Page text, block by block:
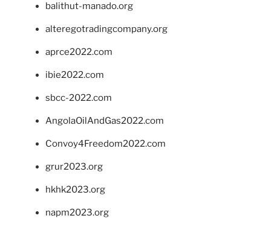
balithut-manado.org
alteregotradingcompany.org
aprce2022.com
ibie2022.com
sbcc-2022.com
AngolaOilAndGas2022.com
Convoy4Freedom2022.com
grur2023.org
hkhk2023.org
napm2023.org